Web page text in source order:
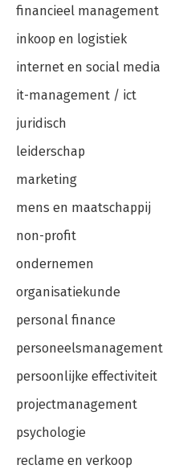
financieel management
inkoop en logistiek
internet en social media
it-management / ict
juridisch
leiderschap
marketing
mens en maatschappij
non-profit
ondernemen
organisatiekunde
personal finance
personeelsmanagement
persoonlijke effectiviteit
projectmanagement
psychologie
reclame en verkoop